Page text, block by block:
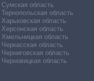
Сумская область
Тернопольская область
Харьковская область
Херсонская область
Хмельницкая область
Черкасская область
Черниговская область
Черновицкая область